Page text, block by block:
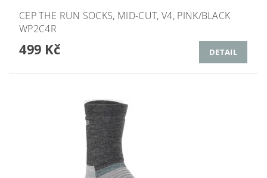
CEP THE RUN SOCKS, MID-CUT, V4, PINK/BLACK
WP2C4R
499 Kč DETAIL